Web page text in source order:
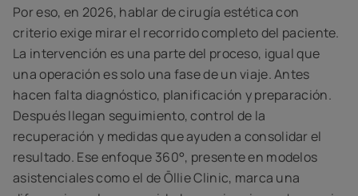
Por eso, en 2026, hablar de cirugía estética con
criterio exige mirar el recorrido completo del paciente.
La intervención es una parte del proceso, igual que
una operación es solo una fase de un viaje. Antes
hacen falta diagnóstico, planificación y preparación.
Después llegan seguimiento, control de la
recuperación y medidas que ayuden a consolidar el
resultado. Ese enfoque 360°, presente en modelos
asistenciales como el de Ōllie Clinic, marca una